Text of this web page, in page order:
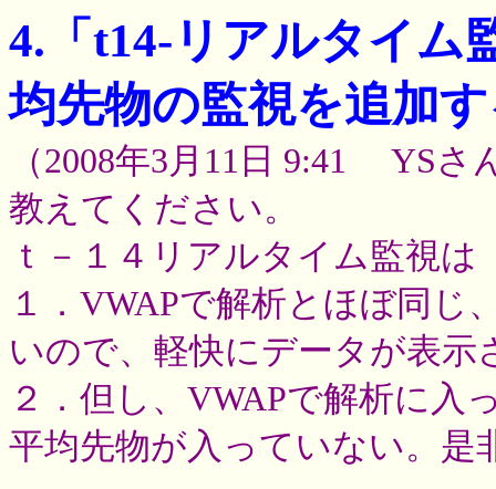
4.「t14-リアルタイム
均先物の監視を追加
（2008年3月11日 9:41 YSさ
教えてください。
ｔ－１４リアルタイム監視は
１．VWAPで解析とほぼ同
いので、軽快にデータが表示
２．但し、VWAPで解析に
平均先物が入っていない。是